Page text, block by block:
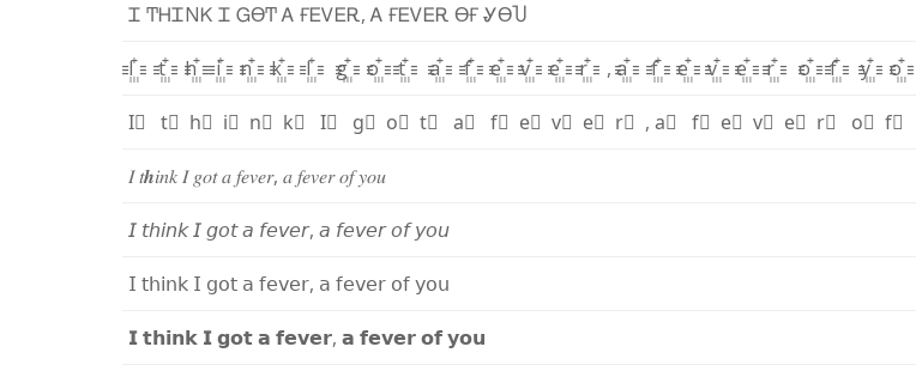
Ꮖ ͲᎻᏆΝᏦ Ꮖ ᏀϴͲᎪ ҒᎬᏙᎬᎡ, Ꭺ ҒᎬᏙᎬᎡ ϴҒᎽϴႮ
I꙲ t꙲ h꙲i꙲ n꙲k꙲ I꙲ g꙲ o꙲t꙲ a꙲ f꙲e꙲v꙲e꙲r꙲ , a꙲ f꙲e꙲v꙲e꙲r꙲ o꙲f꙲ y꙲ o꙲
I⃫ t⃫ h⃫ i⃫ n⃫ k⃫ I⃫ g⃫ o⃫ t⃫ a⃫ f⃫ e⃫ v⃫ e⃫ r⃫ , a⃫ f⃫ e⃫ v⃫ e⃫ r⃫ o⃫ f⃫
𝐼𝑡𝒉𝑖𝑛𝑘𝐼 𝑔𝑜𝑡𝑎𝑓𝑒𝑣𝑒𝑟, 𝑎𝑓𝑒𝑣𝑒𝑟𝑜𝑓𝑦𝑜𝑢
𝘐 𝘵𝘩𝘪𝘯𝘬𝘐𝘨𝘰𝘵𝘢 𝘧𝘦𝘷𝘦𝘳, 𝘢 𝘧𝘦𝘷𝘦𝘳𝘰𝘧 𝘺𝘰𝘶
𝖨 𝗍𝗁𝗂𝗇𝗄 𝖨 𝗀𝗈𝗍 𝖺 𝖿𝖾𝗏𝖾𝗋, 𝖺 𝖿𝖾𝗏𝖾𝗋 𝗈𝖿𝗒𝗈𝗎
𝗜𝘁𝗵𝗶𝗻𝗸 𝗜𝗴𝗼𝘁𝗮 𝗳𝗲𝘃𝗲𝗿, 𝗮 𝗳𝗲𝘃𝗲𝗿𝗼𝗳𝘆𝗼𝘂